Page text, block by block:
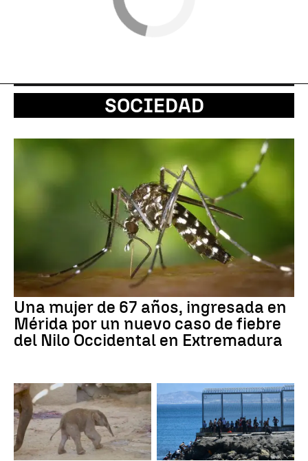
SOCIEDAD
Una mujer de 67 años, ingresada en
Mérida por un nuevo caso de fiebre
del Nilo Occidental en Extremadura